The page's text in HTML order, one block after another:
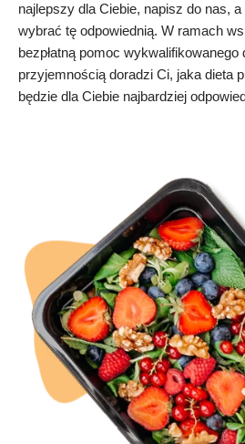
najlepszy dla Ciebie, napisz do nas,
wybrać tę odpowiednią. W ramach
bezpłatną pomoc
przyjemnością doradzi Ci, jaka dieta
będzie dla Ciebie najbardziej